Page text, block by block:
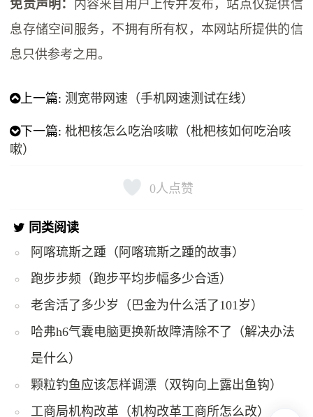
免责声明： 内容来自用户上传并发布，站点仅提供信
息存储空间服务，不拥有所有权，本网站所提供的信
息只供参考之用。
上一篇: 测宽带网速（手机网速测试在线）
下一篇:枇杷核怎么吃治咳嗽（枇杷核如何吃治咳
嗽）
0人点赞
同类阅读
阿喀琉斯之踵（阿喀琉斯之踵的故事）
跑步步频（跑步平均步幅多少合适）
老舍活了多少岁（巴金为什么活了101岁）
哈弗h6气囊电脑更换新故障清除不了（解决办法
是什么）
颗粒钓鱼应该怎样调漂（双钩向上露出鱼钩）
工商局机构改革（机构改革工商所怎么改）